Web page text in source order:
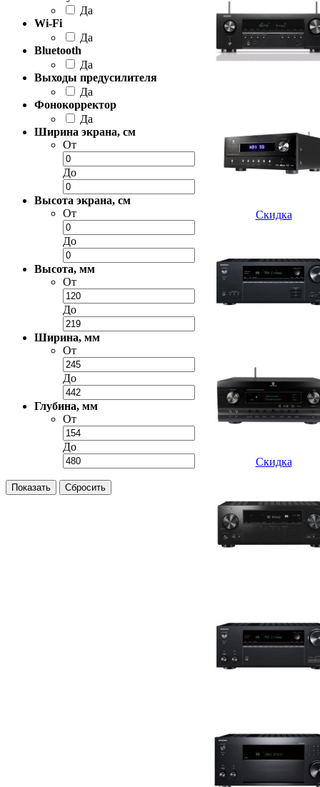
Да
Wi-Fi
Да
Bluetooth
Да
Выходы предусилителя
Да
Фонокорректор
Да
Ширина экрана, см
От
До
Высота экрана, см
От
До
Высота, мм
От
До
Ширина, мм
От
До
Глубина, мм
От
До
Скидка
Скидка